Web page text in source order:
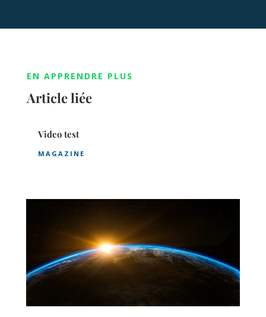
EN APPRENDRE PLUS
Article liée
Video test
MAGAZINE